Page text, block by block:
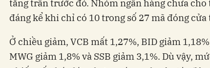
tăng trần trước đó. Nhóm ngân hàng chưa
đáng kể khi chỉ có 10 trong số 27 mã đóng
Ở chiều giảm, VCB mất 1,27%, BID giảm
MWG giảm 1,8% và SSB giảm 3,1%. Dù vậy,